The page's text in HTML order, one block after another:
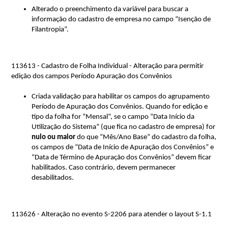
Alterado o preenchimento da variável para buscar a
informação do cadastro de empresa no campo “Isenção de
Filantropia”.
113613 - Cadastro de Folha Individual - Alteração para permitir
edição dos campos Período Apuração dos Convênios
Criada validação para habilitar os campos do agrupamento
Período de Apuração dos Convênios. Quando for edição e
tipo da folha for “Mensal”, se o campo “Data Início da
nulo ou maior do que “Mês/Ano Base” do cadastro da folha,
os campos de “Data de Início de Apuração dos Convênios” e
“Data de Término de Apuração dos Convênios” devem ficar
habilitados. Caso contrário, devem permanecer
desabilitados.
113626 - Alteração no evento S-2206 para atender o layout S-1.1